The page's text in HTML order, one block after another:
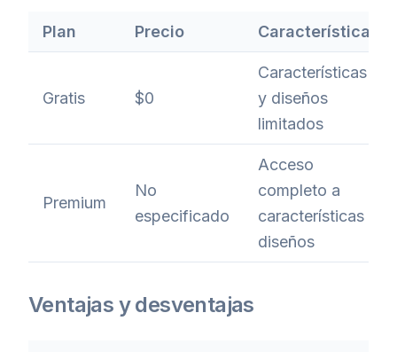
Plan Precio Características
Gratis $0
Características
y diseños
limitados
Premium
No
especificado
Acceso
completo a
características y
diseños
Ventajas y desventajas